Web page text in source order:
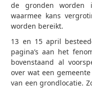
de gronden worden
waarmee kans
worden bereikt.
13 en 15 april
pagina’s aan het
bovenstaand al
over wat een
van een grondlocatie.